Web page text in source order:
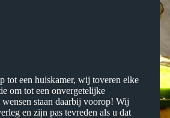
tot een huiskamer, wij toveren elke
om tot een onvergetelijke
staan daarbij voorop! Wij
en zijn pas tevreden als u dat